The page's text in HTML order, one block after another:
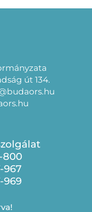
út 134.
800
967
969